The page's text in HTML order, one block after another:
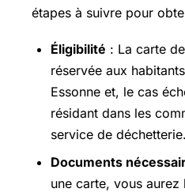
étapes à suivre pour
Éligibilité : La carte
réservée aux
Essonne et, le cas
résidant dans les
service de déchetterie.
Documents
une carte, vous